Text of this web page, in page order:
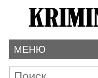
МЕНЮ